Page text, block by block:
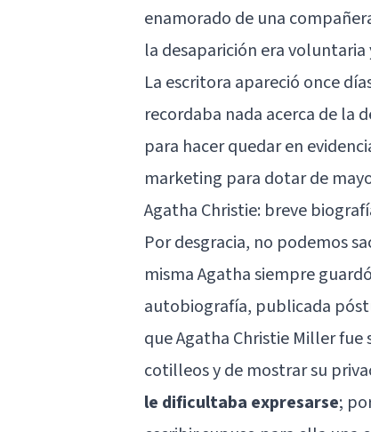
enamorado de una
la desaparición era
La escritora apareció once
recordaba nada acerca de la
para hacer quedar en
marketing para dotar de
Agatha Christie: breve
Por desgracia, no podemos
misma Agatha siempre
autobiografía, publicada
que Agatha Christie Miller
cotilleos y de mostrar su
le dificultaba expresarse;